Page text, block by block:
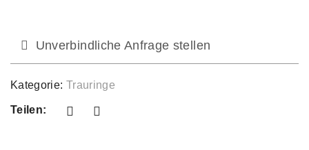
Unverbindliche Anfrage stellen
Kategorie: Trauringe
Teilen: